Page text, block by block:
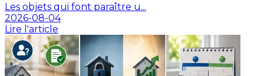
Les objets qui font paraître u...
2026-08-04
Lire l'article